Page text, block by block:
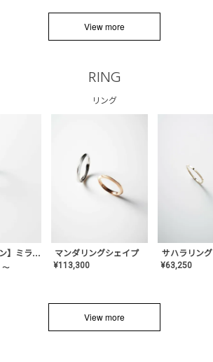
View more
RING
リング
【限定デザイン】ミライ(mill-ai)リング
〜
マンダリングシェイプ
¥113,300
サハラリング
¥63,250
View more